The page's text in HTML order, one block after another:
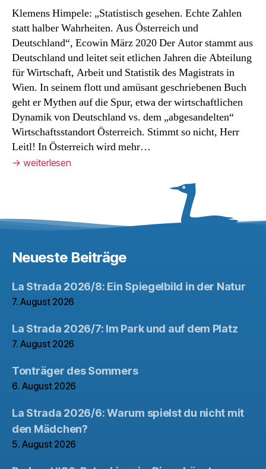
Klemens Himpele: „Statistisch gesehen. Echte Zahlen
statt halber Wahrheiten. Aus Österreich und
Deutschland“, Ecowin März 2020 Der Autor stammt aus
Deutschland und leitet seit etlichen Jahren die Abteilung
für Wirtschaft, Arbeit und Statistik des Magistrats in
Wien. In seinem flott und amüsant geschriebenen Buch
geht er Mythen auf die Spur, etwa der wirtschaftlichen
Dynamik von Deutschland vs. dem „abgesandelten“
Wirtschaftsstandort Österreich. Stimmt so nicht, Herr
Leitl! In Österreich wird mehr…
→ weiterlesen
Neueste Beiträge
La Strada 2026/8: Ein Spiegelbild in der Natur
7. August 2026
La Strada 2026/7: Im Park und auf dem Platz
7. August 2026
Tonträger des Sommers
6. August 2026
La Strada 2026/6: Warum spielst du nicht mit
den Mädchen?
5. August 2026